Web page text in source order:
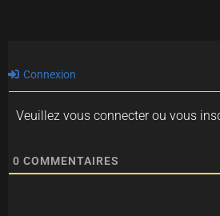
Connexion
Veuillez vous connecter ou vous
0 COMMENTAIRES